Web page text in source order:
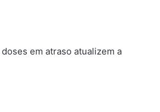
em atraso atualizem a